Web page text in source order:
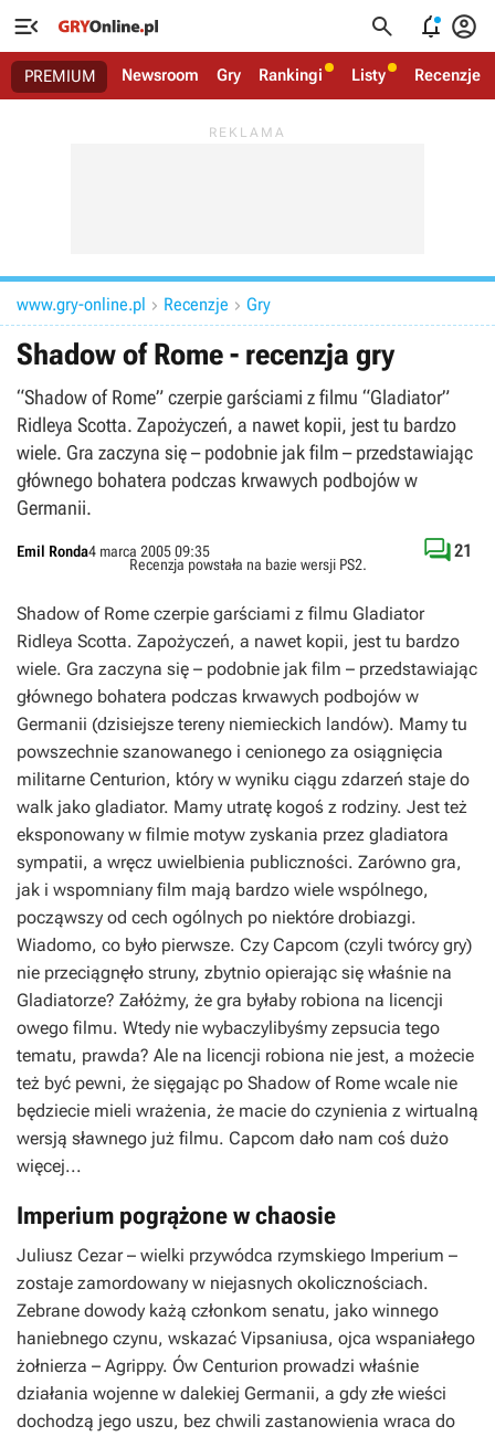
   
PREMIUM Newsroom Gry Rankingi Listy Recenzje
www.gry-online.pl  Recenzje  Gry
Shadow of Rome - recenzja gry
“Shadow of Rome” czerpie garściami z filmu “Gladiator”
Ridleya Scotta. Zapożyczeń, a nawet kopii, jest tu bardzo
wiele. Gra zaczyna się – podobnie jak film – przedstawiając
głównego bohatera podczas krwawych podbojów w
Germanii.
Emil Ronda4 marca 2005 09:35 21
Recenzja powstała na bazie wersji PS2.
Shadow of Rome czerpie garściami z filmu Gladiator
Ridleya Scotta. Zapożyczeń, a nawet kopii, jest tu bardzo
wiele. Gra zaczyna się – podobnie jak film – przedstawiając
głównego bohatera podczas krwawych podbojów w
Germanii (dzisiejsze tereny niemieckich landów). Mamy tu
powszechnie szanowanego i cenionego za osiągnięcia
militarne Centurion, który w wyniku ciągu zdarzeń staje do
walk jako gladiator. Mamy utratę kogoś z rodziny. Jest też
eksponowany w filmie motyw zyskania przez gladiatora
sympatii, a wręcz uwielbienia publiczności. Zarówno gra,
jak i wspomniany film mają bardzo wiele wspólnego,
począwszy od cech ogólnych po niektóre drobiazgi.
Wiadomo, co było pierwsze. Czy Capcom (czyli twórcy gry)
nie przeciągnęło struny, zbytnio opierając się właśnie na
Gladiatorze? Załóżmy, że gra byłaby robiona na licencji
owego filmu. Wtedy nie wybaczylibyśmy zepsucia tego
tematu, prawda? Ale na licencji robiona nie jest, a możecie
też być pewni, że sięgając po Shadow of Rome wcale nie
będziecie mieli wrażenia, że macie do czynienia z wirtualną
wersją sławnego już filmu. Capcom dało nam coś dużo
więcej...
Imperium pogrążone w chaosie
Juliusz Cezar – wielki przywódca rzymskiego Imperium –
zostaje zamordowany w niejasnych okolicznościach.
Zebrane dowody każą członkom senatu, jako winnego
haniebnego czynu, wskazać Vipsaniusa, ojca wspaniałego
żołnierza – Agrippy. Ów Centurion prowadzi właśnie
działania wojenne w dalekiej Germanii, a gdy złe wieści
dochodzą jego uszu, bez chwili zastanowienia wraca do